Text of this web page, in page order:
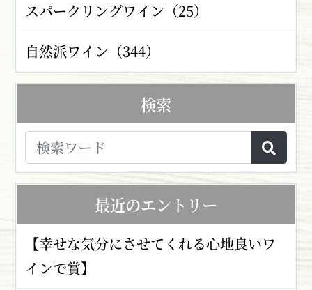
スパークリングワイン（25）
自然派ワイン（344）
検索
最近のエントリー
【幸せな気分にさせてくれる心地良いワ
インで賞】